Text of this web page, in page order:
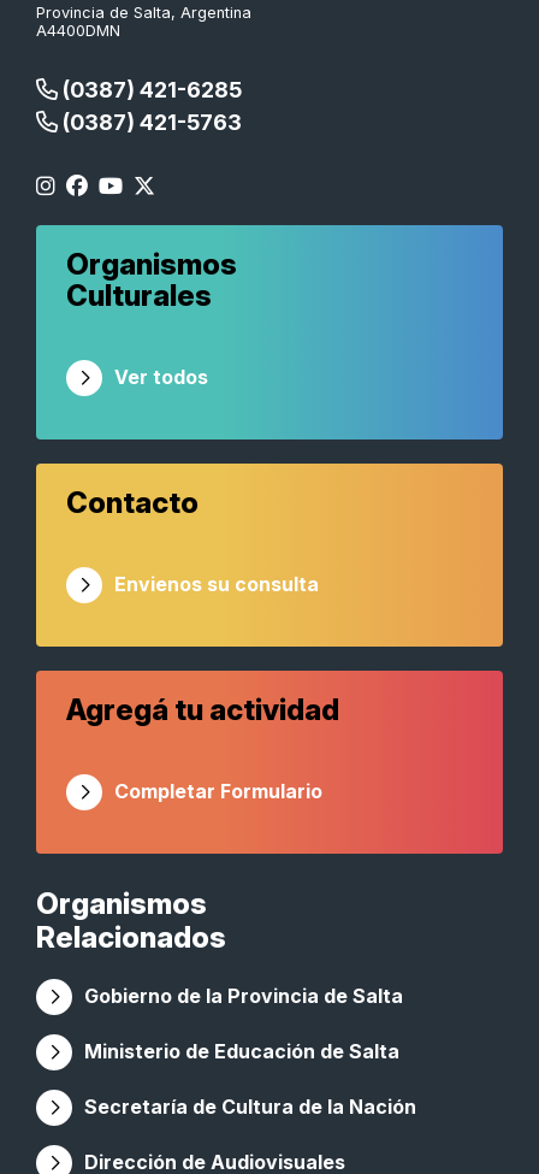
Provincia de Salta, Argentina
A4400DMN
(0387) 421-6285
(0387) 421-5763
Organismos
Relacionados
Gobierno de la Provincia de Salta
Ministerio de Educación de Salta
Secretaría de Cultura de la Nación
Dirección de Audiovisuales
Organismos
Culturales
Ver todos
Contacto
Envienos su consulta
Agregá tu actividad
Completar Formulario